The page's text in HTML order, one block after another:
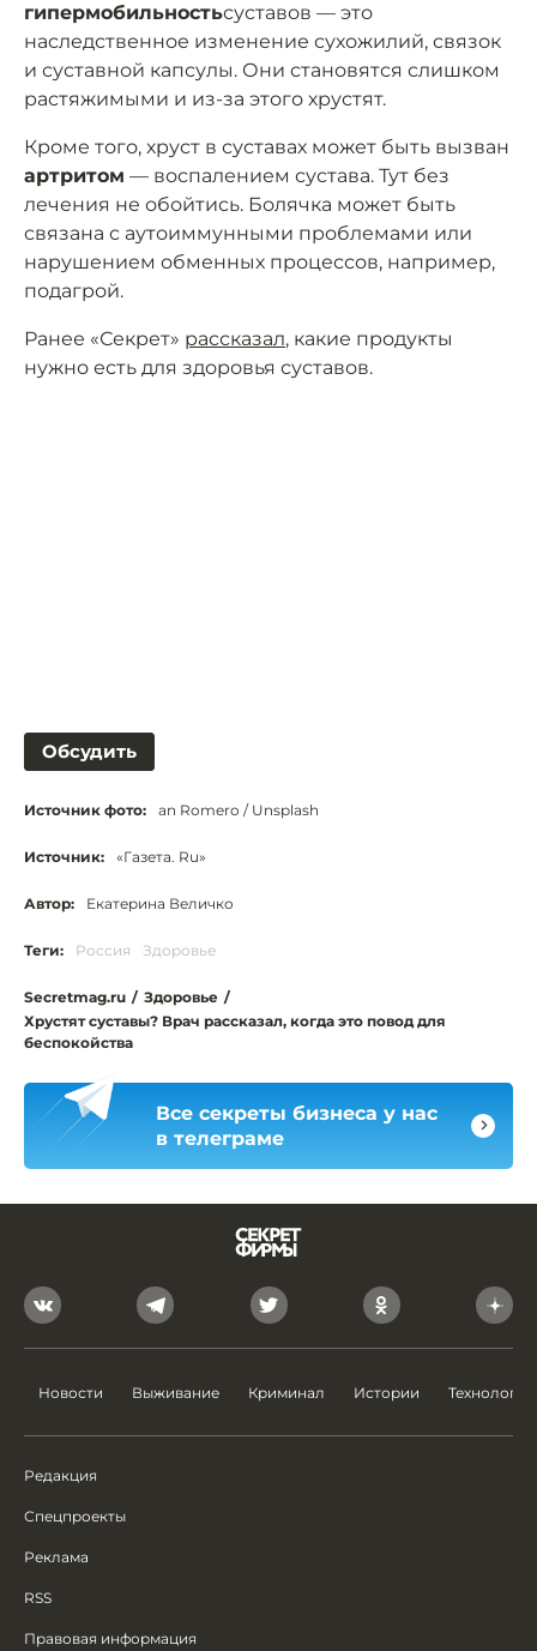
гипермобильностьсуставов — это
наследственное изменение сухожилий, связок
и суставной капсулы. Они становятся слишком
растяжимыми и из-за этого хрустят.
Кроме того, хруст в суставах может быть вызван
артритом — воспалением сустава. Тут без
лечения не обойтись. Болячка может быть
связана с аутоиммунными проблемами или
нарушением обменных процессов, например,
подагрой.
Ранее «Секрет» рассказал, какие продукты
нужно есть для здоровья суставов.
Обсудить
Источник фото: an Romero / Unsplash
Источник: «Газета. Ru»
Автор: Екатерина Величко
Теги: Россия Здоровье
Secretmag.ru / Здоровье /
Хрустят суставы? Врач рассказал, когда это повод для
беспокойства
Все секреты бизнеса у нас
в телеграме
Новости Выживание Криминал Истории Технологии
Редакция
Спецпроекты
Реклама
RSS
Правовая информация